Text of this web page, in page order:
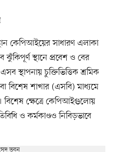
কেপিআইয়ের সাধারণ এলাকা
স্থানে প্রবেশ ও বের
স্থাপনায় চুক্তিভিত্তিক শ্রমিক
বিশেষ শাখার (এসবি) মাধ্যমে
বিশেষ ক্ষেত্রে কেপিআইগুলোয়
ও কর্মকাণ্ডও নিবিড়ভাবে